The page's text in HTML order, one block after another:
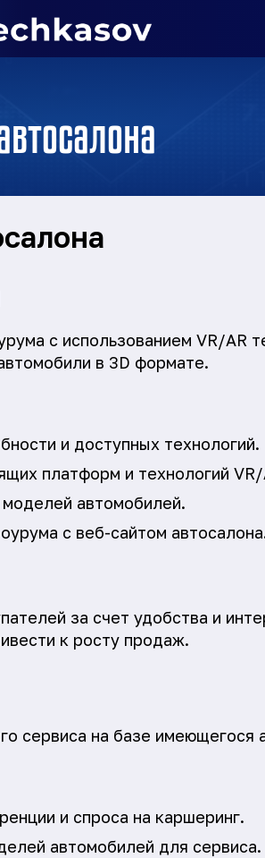
с использованием VR/AR
в 3D формате.
и доступных технологий.
платформ и технологий VR/
автомобилей.
с веб-сайтом
за счет удобства и
к росту продаж.
сервиса на базе имеющегося
и спроса на каршеринг.
автомобилей для сервиса.